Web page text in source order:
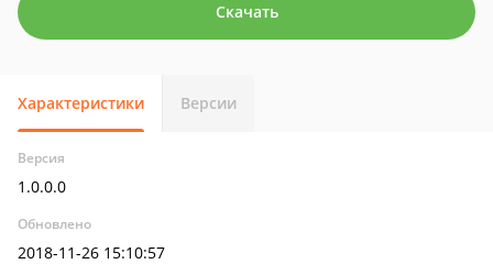
Скачать
Характеристики Версии
Версия
1.0.0.0
Обновлено
2018-11-26 15:10:57